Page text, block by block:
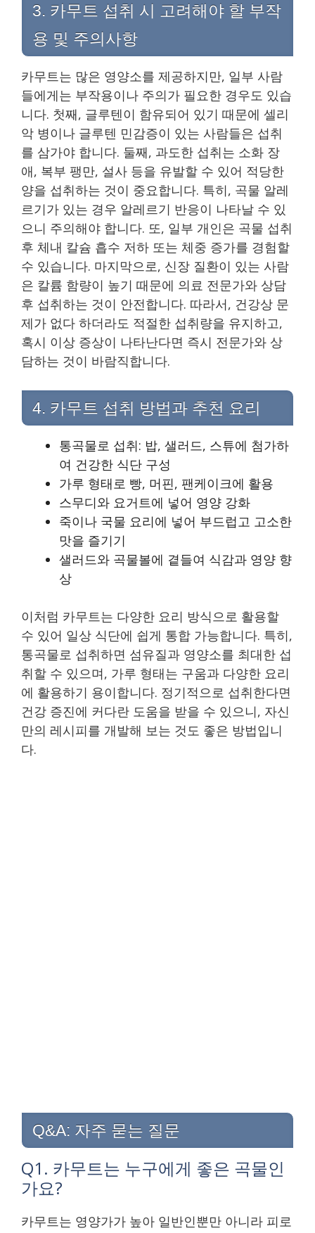
3. 카무트 섭취 시 고려해야 할 부작
용 및 주의사항
카무트는 많은 영양소를 제공하지만, 일부 사람
들에게는 부작용이나 주의가 필요한 경우도 있습
니다. 첫째, 글루텐이 함유되어 있기 때문에 셀리
악 병이나 글루텐 민감증이 있는 사람들은 섭취
를 삼가야 합니다. 둘째, 과도한 섭취는 소화 장
애, 복부 팽만, 설사 등을 유발할 수 있어 적당한
양을 섭취하는 것이 중요합니다. 특히, 곡물 알레
르기가 있는 경우 알레르기 반응이 나타날 수 있
으니 주의해야 합니다. 또, 일부 개인은 곡물 섭취
후 체내 칼슘 흡수 저하 또는 체중 증가를 경험할
수 있습니다. 마지막으로, 신장 질환이 있는 사람
은 칼륨 함량이 높기 때문에 의료 전문가와 상담
후 섭취하는 것이 안전합니다. 따라서, 건강상 문
제가 없다 하더라도 적절한 섭취량을 유지하고,
혹시 이상 증상이 나타난다면 즉시 전문가와 상
담하는 것이 바람직합니다.
4. 카무트 섭취 방법과 추천 요리
통곡물로 섭취: 밥, 샐러드, 스튜에 첨가하
여 건강한 식단 구성
가루 형태로 빵, 머핀, 팬케이크에 활용
스무디와 요거트에 넣어 영양 강화
죽이나 국물 요리에 넣어 부드럽고 고소한
맛을 즐기기
샐러드와 곡물볼에 곁들여 식감과 영양 향
상
이처럼 카무트는 다양한 요리 방식으로 활용할
수 있어 일상 식단에 쉽게 통합 가능합니다. 특히,
통곡물로 섭취하면 섬유질과 영양소를 최대한 섭
취할 수 있으며, 가루 형태는 구움과 다양한 요리
에 활용하기 용이합니다. 정기적으로 섭취한다면
건강 증진에 커다란 도움을 받을 수 있으니, 자신
만의 레시피를 개발해 보는 것도 좋은 방법입니
다.
Q&A: 자주 묻는 질문
Q1. 카무트는 누구에게 좋은 곡물인
가요?
카무트는 영양가가 높아 일반인뿐만 아니라 피로